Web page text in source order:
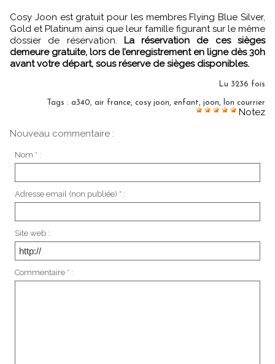
Cosy Joon est gratuit pour les membres Flying Blue Silver,
Gold et Platinum ainsi que leur famille figurant sur le même
dossier de réservation. La réservation de ces sièges
demeure gratuite, lors de l’enregistrement en ligne dès 30h
avant votre départ, sous réserve de sièges disponibles.
Lu 3236 fois
Tags : a340, air france, cosy joon, enfant, joon, lon courrier
Notez
Nouveau commentaire :
Nom * :
Adresse email (non publiée) * :
Site web :
Commentaire * :